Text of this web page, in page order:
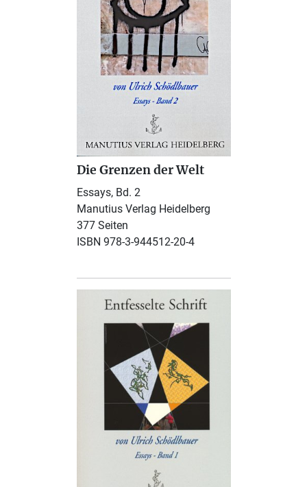
Die Grenzen der Welt
Essays, Bd. 2
Manutius Verlag Heidelberg
377 Seiten
ISBN 978-3-944512-20-4